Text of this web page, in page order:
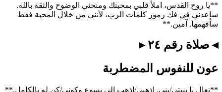
**يا روح القدس، املأ قلبي بمحبتك ومنحني الوضوح والثقة بالله.
ساعدني في فك رموز كلمات الرب، لأنني من خلال المحبة فقط
سأفهمها. آمين.**
◂ صلاة رقم ٢٤ ▸
عون للنفوس المضطربة
**تعال يا بنيتي/بني. اذهبي/اذهب إلى يسوع وكوني/كن له بالكامل.**